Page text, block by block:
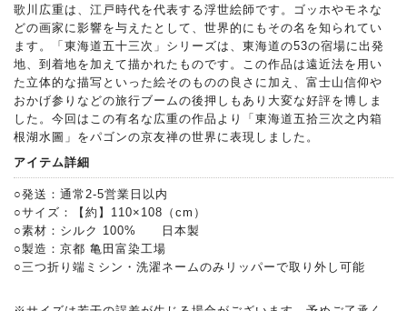
歌川広重は、江戸時代を代表する浮世絵師です。ゴッホやモネな
どの画家に影響を与えたとして、世界的にもその名を知られてい
ます。「東海道五十三次」シリーズは、東海道の53の宿場に出発
地、到着地を加えて描かれたものです。この作品は遠近法を用い
た立体的な描写といった絵そのものの良さに加え、富士山信仰や
おかげ参りなどの旅行ブームの後押しもあり大変な好評を博しま
した。今回はこの有名な広重の作品より「東海道五拾三次之内箱
根湖水圖」をパゴンの京友禅の世界に表現しました。
アイテム詳細
○発送：通常2-5営業日以内
○サイズ：【約】110×108（cm）
○素材：シルク 100% 日本製
○製造：京都 亀田富染工場
○三つ折り端ミシン・洗濯ネームのみリッパーで取り外し可能